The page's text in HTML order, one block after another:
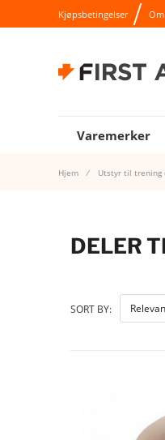
Kjøpsbetingelser
Varemerker
Hjem Utstyr til trening
DELER
SORT BY: